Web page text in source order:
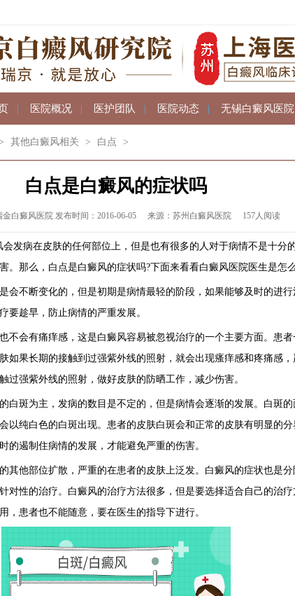
| 医院概况 | 医护团队 | 医院动态 | 无锡白癜风医院
其他白癜风相关 > 白点 >
白点是白癜风的症状吗
白癜风医院 发布时间：2016-06-05 来源：苏州白癜风医院 157人阅读
会发病在皮肤的任何部位上，但是也有很多的人对于病情不是十分
。那么，白点是白癜风的症状吗?下面来看看白癜风医院医生是怎么
会不断变化的，但是初期是病情最轻的阶段，如果能够及时的进
要趁早，防止病情的严重发展。
不会有痛痒感，这是白癜风容易被忽视治疗的一个主要方面。患
如果长期的接触到过强紫外线的照射，就会出现瘙痒感和疼痛感，
过强紫外线的照射，做好皮肤的防晒工作，减少伤害。
白斑为主，发病的数目是不定的，但是病情会逐渐的发展。白斑的
以纯白色的白斑出现。患者的皮肤白斑会和正常的皮肤有明显的
的遏制住病情的发展，才能避免严重的伤害。
其他部位扩散，严重的在患者的皮肤上泛发。白癜风的症状也是
对性的治疗。白癜风的治疗方法很多，但是要选择适合自己的治
，患者也不能随意，要在医生的指导下进行。